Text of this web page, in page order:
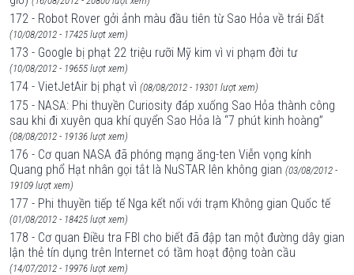
172 - Robot Rover gởi ảnh màu đầu tiên từ Sao Hỏa về trái Đất
(10/08/2012 - 17425 lượt xem)
173 - Google bị phạt 22 triệu rưỡi Mỹ kim vì vi phạm đời tư
(10/08/2012 - 19655 lượt xem)
174 - VietJetAir bị phạt vì (08/08/2012 - 19301 lượt xem)
175 - NASA: Phi thuyền Curiosity đáp xuống Sao Hỏa thành công
sau khi đi xuyên qua khí quyển Sao Hỏa là “7 phút kinh hoàng”
(08/08/2012 - 19136 lượt xem)
176 - Cơ quan NASA đã phóng mạng ăng-ten Viễn vọng kính
Quang phổ Hạt nhân gọi tắt là NuSTAR lên không gian (03/08/2012 -
19109 lượt xem)
177 - Phi thuyền tiếp tế Nga kết nối với trạm Không gian Quốc tế
(01/08/2012 - 18425 lượt xem)
178 - Cơ quan Điều tra FBI cho biết đã đập tan một đường dây gian
lận thẻ tín dụng trên Internet có tầm hoạt động toàn cầu
(14/07/2012 - 19976 lượt xem)